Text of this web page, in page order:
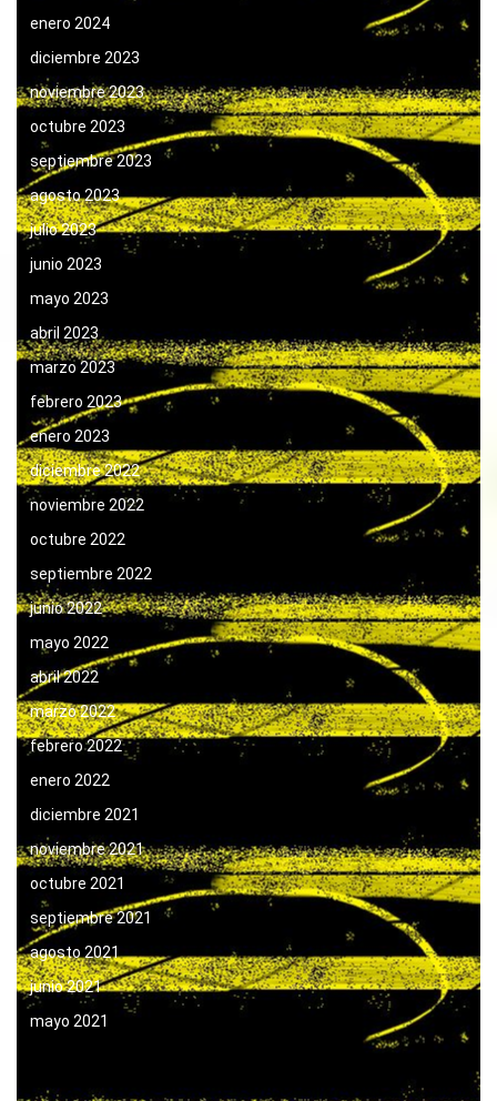
enero 2024
diciembre 2023
noviembre 2023
octubre 2023
septiembre 2023
agosto 2023
julio 2023
junio 2023
mayo 2023
abril 2023
marzo 2023
febrero 2023
enero 2023
diciembre 2022
noviembre 2022
octubre 2022
septiembre 2022
junio 2022
mayo 2022
abril 2022
marzo 2022
febrero 2022
enero 2022
diciembre 2021
noviembre 2021
octubre 2021
septiembre 2021
agosto 2021
junio 2021
mayo 2021